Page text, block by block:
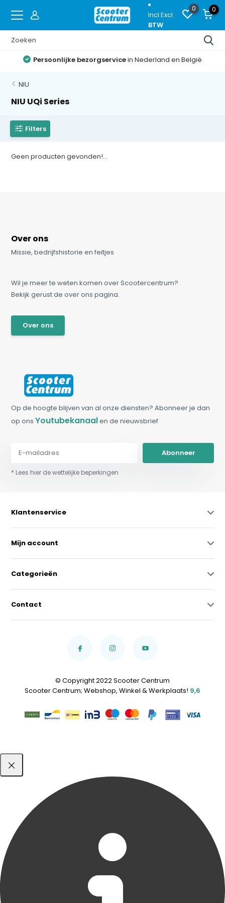
Incl.Excl.
BTW
0 0
Persoonlijke bezorgservicein Nederland en België
NIU
NIU UQi Series
Filters
Geen producten gevonden!...
Over ons
Missie, bedrijfshistorie en feitjes
Wil je meer te weten komen over Scootercentrum?
Bekijk gerust de over ons pagina.
Over ons
Op de hoogte blijven van al onze diensten? Abonneer je dan
op onsYoutubekanaalen de nieuwsbrief
Abonneer
* Lees hier de wettelijke beperkingen
Klantenservice
Mijn account
Categorieën
Contact
© Copyright 2022 Scooter Centrum
Scooter Centrum; Webshop, Winkel & Werkplaats! 9,6